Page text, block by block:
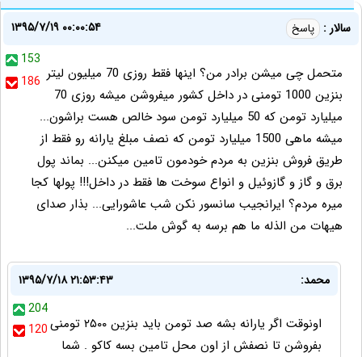
سالار : پاسخ
۱۳۹۵/۷/۱۹ ۰۰:۰۰:۵۴
153
186 متحمل چی میشن برادر من؟ اینها فقط روزی 70 میلیون لیتر
بنزین 1000 تومنی در داخل کشور میفروشن میشه روزی 70
میلیارد تومن که 50 میلیارد تومن سود خالص هست براشون...
میشه ماهی 1500 میلیارد تومن که نصف مبلغ یارانه رو فقط از
طریق فروش بنزین به مردم خودمون تامین میکنن... بماند پول
برق و گاز و گازوئیل و انواع سوخت ها فقط در داخل!!! پولها کجا
میره مردم؟ ایرانجیب سانسور نکن شب عاشورایی... بذار صدای
هیهات من الذله ما هم برسه به گوش ملت...
محمد:
۱۳۹۵/۷/۱۸ ۲۱:۵۳:۴۳
204
120اونوقت اگر یارانه بشه صد تومن باید بنزین ۲۵۰۰ تومنی
بفروشن تا نصفش از اون محل تامین بسه کاکو . شما